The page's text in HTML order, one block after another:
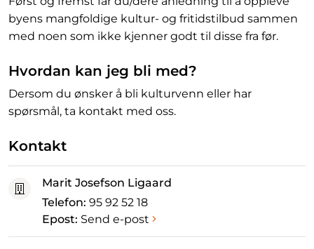
byens mangfoldige kultur- og fritidstilbud sammen
med noen som ikke kjenner godt til disse fra før.
Hvordan kan jeg bli med?
Dersom du ønsker å bli kulturvenn eller har
spørsmål, ta kontakt med oss.
Kontakt
Marit Josefson Ligaard
Telefon: 95 92 52 18
Epost: Send e-post